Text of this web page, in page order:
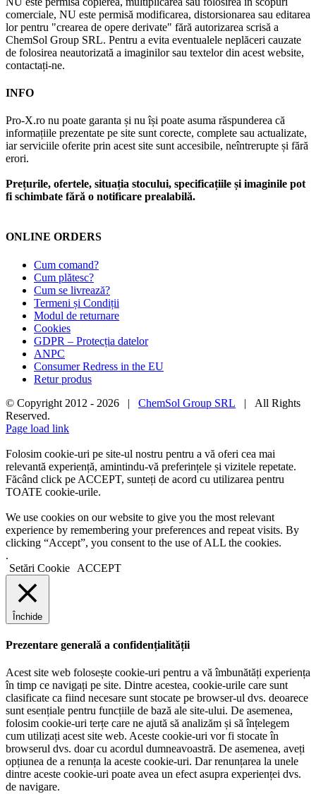
comerciale, NU este permisă modificarea, distorsionarea sau editarea
lor pentru "crearea de opere derivate" fără autorizarea scrisă a
ChemSol Group SRL. Pentru a evita eventualele neplăceri cauzate
de folosirea neautorizată a imaginilor sau textelor din acest website,
contactați-ne.
INFO
Pro-X.ro nu poate garanta și nu își poate asuma răspunderea că
informațiile prezentate pe site sunt corecte, complete sau actualizate,
iar serviciile oferite prin acest site sunt accesibile, neîntrerupte și fără
erori.
Prețurile, ofertele, situația stocului, specificațiile și imaginile pot
fi schimbate fără o notificare prealabilă.
ONLINE ORDERS
Cum comand?
Cum plătesc?
Cum se livrează?
Termeni și Condiții
Modul de returnare
Cookies
GDPR – Protecția datelor
ANPC
Consumer Redress in the EU
Retur produs
© Copyright 2012 - 2026 | ChemSol Group SRL | All Rights
Reserved.
Page load link
Folosim cookie-uri pe site-ul nostru pentru a vă oferi cea mai
relevantă experiență, amintindu-vă preferințele și vizitele repetate.
Făcând click pe ACCEPT, sunteți de acord cu utilizarea pentru
TOATE cookie-urile.
We use cookies on our website to give you the most relevant
experience by remembering your preferences and repeat visits. By
clicking “Accept”, you consent to the use of ALL the cookies.
.
Setări Cookie
ACCEPT
Închide
Prezentare generală a confidențialității
Acest site web folosește cookie-uri pentru a vă îmbunătăți experiența
în timp ce navigați pe site. Dintre acestea, cookie-urile care sunt
clasificate ca fiind necesare sunt stocate pe browser-ul dvs. deoarece
sunt esențiale pentru funcțiile de bază ale site-ului. De asemenea,
folosim cookie-uri terțe care ne ajută să analizăm și să înțelegem
cum utilizați acest site web. Aceste cookie-uri vor fi stocate în
browserul dvs. doar cu acordul dumneavoastră. De asemenea, aveți
opțiunea de a renunța la aceste cookie-uri. Dar renunțarea la unele
dintre aceste cookie-uri poate avea un efect asupra experienței dvs.
de navigare.